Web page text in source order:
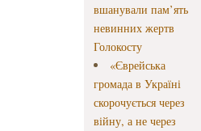
вшанували пам’ять
невинних жертв
Голокосту
«Єврейська
громада в Україні
скорочується через
війну, а не через